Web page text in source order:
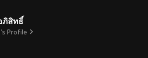
ภิสิทธิ์
Profile